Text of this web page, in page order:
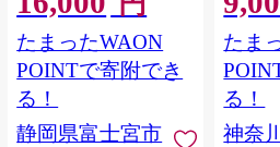
トイレットペーパー
シングル パルプ100％
香りつき 日用品 消耗
品 備蓄
たまったWAON
POINTで寄附でき
る！
静岡県富士宮市
長巻タ
100％
防災
ペー
川県
トペー
たま
る！
神奈